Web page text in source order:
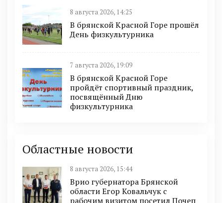
8 августа 2026, 14:25
В брянской Красной Горе прошёл
День физкультурника
7 августа 2026, 19:09
В брянской Красной Горе
пройдёт спортивный праздник,
посвящённый Дню
физкультурника
Областные новости
8 августа 2026, 15:44
Врио губернатора Брянской
области Егор Ковальчук с
рабочим визитом посетил Почеп